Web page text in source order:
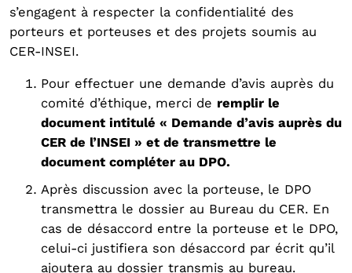
s’engagent à respecter la confidentialité des
porteurs et porteuses et des projets soumis au
CER-INSEI.
Pour effectuer une demande d’avis auprès du
comité d’éthique, merci de remplir le
document intitulé « Demande d’avis auprès du
CER de l’INSEI » et de transmettre le
document compléter au DPO.
Après discussion avec la porteuse, le DPO
transmettra le dossier au Bureau du CER. En
cas de désaccord entre la porteuse et le DPO,
celui-ci justifiera son désaccord par écrit qu’il
ajoutera au dossier transmis au bureau.